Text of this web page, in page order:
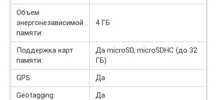
Объем
энергонезависимой
памяти:
4 ГБ
Поддержка карт
памяти:
Да microSD, microSDHC (до 32
ГБ)
GPS:
Да
Geotagging:
Да